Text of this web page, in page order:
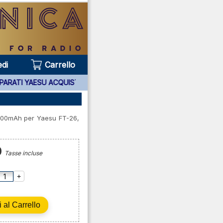
Carrello
APPARATI YAESU ACQUISTATI PRESSO DI NOI ***
per Yaesu FT-26,
Tasse incluse
+